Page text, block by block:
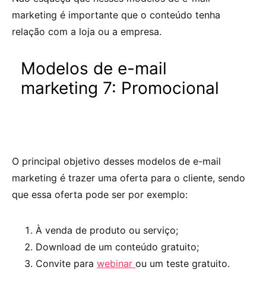
marketing é importante que o conteúdo tenha
relação com a loja ou a empresa.
Modelos de e-mail
marketing 7: Promocional
O principal objetivo desses modelos de e-mail
marketing é trazer uma oferta para o cliente, sendo
que essa oferta pode ser por exemplo:
À venda de produto ou serviço;
Download de um conteúdo gratuito;
Convite para webinar ou um teste gratuito.